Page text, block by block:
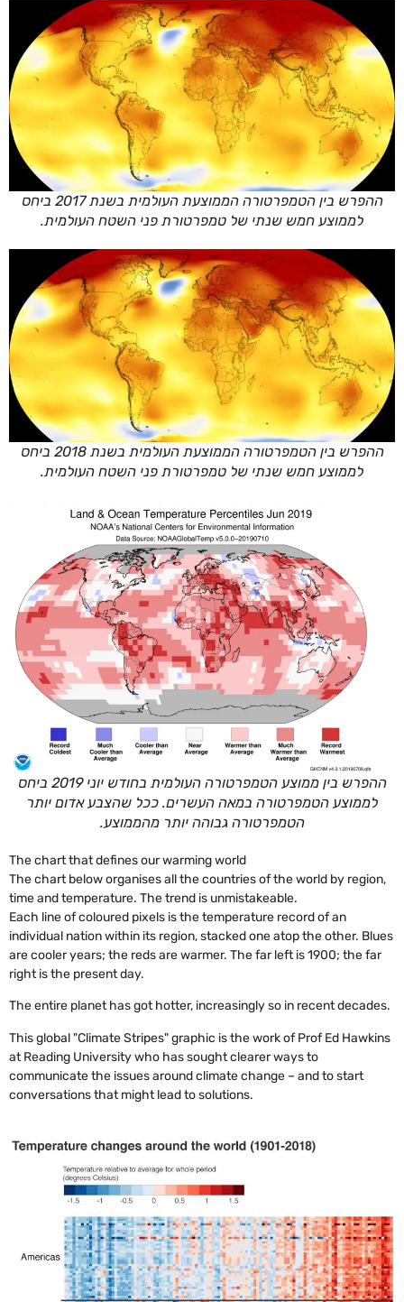
ההפרש בין הטמפרטורה הממוצעת העולמית בשנת 2017 ביחס
לממוצע חמש שנתי של טמפרטורת פני השטח העולמית.
ההפרש בין הטמפרטורה הממוצעת העולמית בשנת 2018 ביחס
לממוצע חמש שנתי של טמפרטורת פני השטח העולמית.
ההפרש בין ממוצע הטמפרטורה העולמית בחודש יוני 2019 ביחס
לממוצע הטמפרטורה במאה העשרים. ככל שהצבע אדום יותר
הטמפרטורה גבוהה יותר מהממוצע.
The chart that defines our warming world
The chart below organises all the countries of the world by region,
time and temperature. The trend is unmistakeable.
Each line of coloured pixels is the temperature record of an
individual nation within its region, stacked one atop the other. Blues
are cooler years; the reds are warmer. The far left is 1900; the far
right is the present day.
The entire planet has got hotter, increasingly so in recent decades.
This global "Climate Stripes" graphic is the work of Prof Ed Hawkins
at Reading University who has sought clearer ways to
communicate the issues around climate change – and to start
conversations that might lead to solutions.